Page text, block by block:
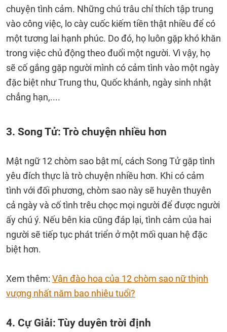
chuyện tình cảm. Những chú trâu chỉ thích tập trung
vào công việc, lo cày cuốc kiếm tiền thật nhiều để có
một tương lai hạnh phúc. Do đó, họ luôn gặp khó khăn
trong việc chủ động theo đuổi một người. Vì vậy, họ
sẽ cố gắng gặp người mình có cảm tình vào một ngày
đặc biệt như Trung thu, Quốc khánh, ngày sinh nhật
chẳng hạn,....
3. Song Tử: Trò chuyện nhiều hơn
Mật ngữ 12 chòm sao bật mí, cách Song Tử gặp tình
yêu đích thực là trò chuyện nhiều hơn. Khi có cảm
tình với đối phương, chòm sao này sẽ huyên thuyên
cả ngày và cố tình trêu chọc mọi người để được người
ấy chú ý. Nếu bên kia cũng đáp lại, tình cảm của hai
người sẽ tiếp tục phát triển ở một mối quan hệ đặc
biệt hơn.
Xem thêm: Vận đào hoa của 12 chòm sao nữ thịnh
vượng nhất năm bao nhiêu tuổi?
4. Cự Giải: Tùy duyên trời định